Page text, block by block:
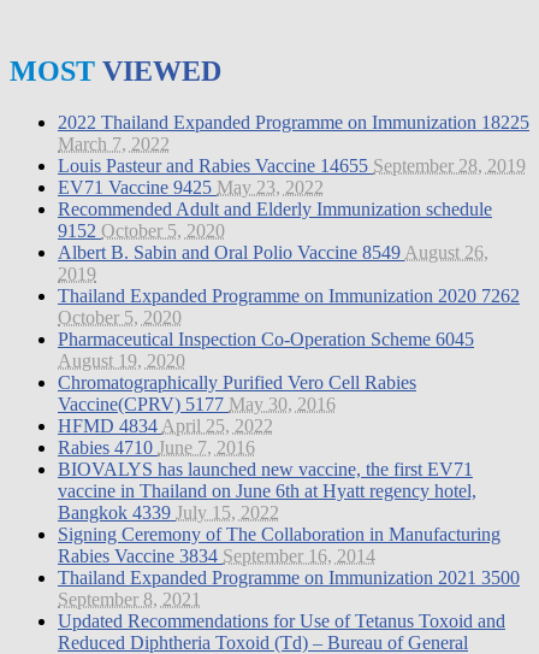
MOST VIEWED
2022 Thailand Expanded Programme on Immunization 18225
March 7, 2022
Louis Pasteur and Rabies Vaccine 14655 September 28, 2019
EV71 Vaccine 9425 May 23, 2022
Recommended Adult and Elderly Immunization schedule
9152 October 5, 2020
Albert B. Sabin and Oral Polio Vaccine 8549 August 26,
2019
Thailand Expanded Programme on Immunization 2020 7262
October 5, 2020
Pharmaceutical Inspection Co-Operation Scheme 6045
August 19, 2020
Chromatographically Purified Vero Cell Rabies
Vaccine(CPRV) 5177 May 30, 2016
HFMD 4834 April 25, 2022
Rabies 4710 June 7, 2016
BIOVALYS has launched new vaccine, the first EV71
vaccine in Thailand on June 6th at Hyatt regency hotel,
Bangkok 4339 July 15, 2022
Signing Ceremony of The Collaboration in Manufacturing
Rabies Vaccine 3834 September 16, 2014
Thailand Expanded Programme on Immunization 2021 3500
September 8, 2021
Updated Recommendations for Use of Tetanus Toxoid and
Reduced Diphtheria Toxoid (Td) – Bureau of General